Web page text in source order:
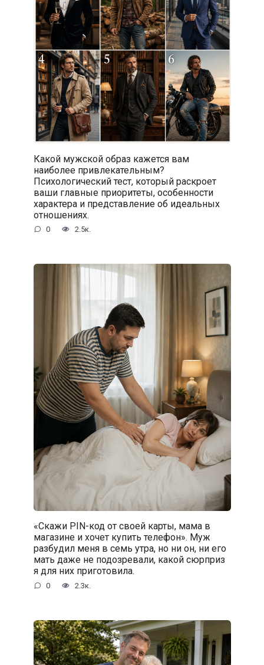
Какой мужской образ кажется вам
наиболее привлекательным?
Психологический тест, который раскроет
ваши главные приоритеты, особенности
характера и представление об идеальных
отношениях.
0 2.5к.
«Скажи PIN-код от своей карты, мама в
магазине и хочет купить телефон». Муж
разбудил меня в семь утра, но ни он, ни его
мать даже не подозревали, какой сюрприз
я для них приготовила.
0 2.3к.